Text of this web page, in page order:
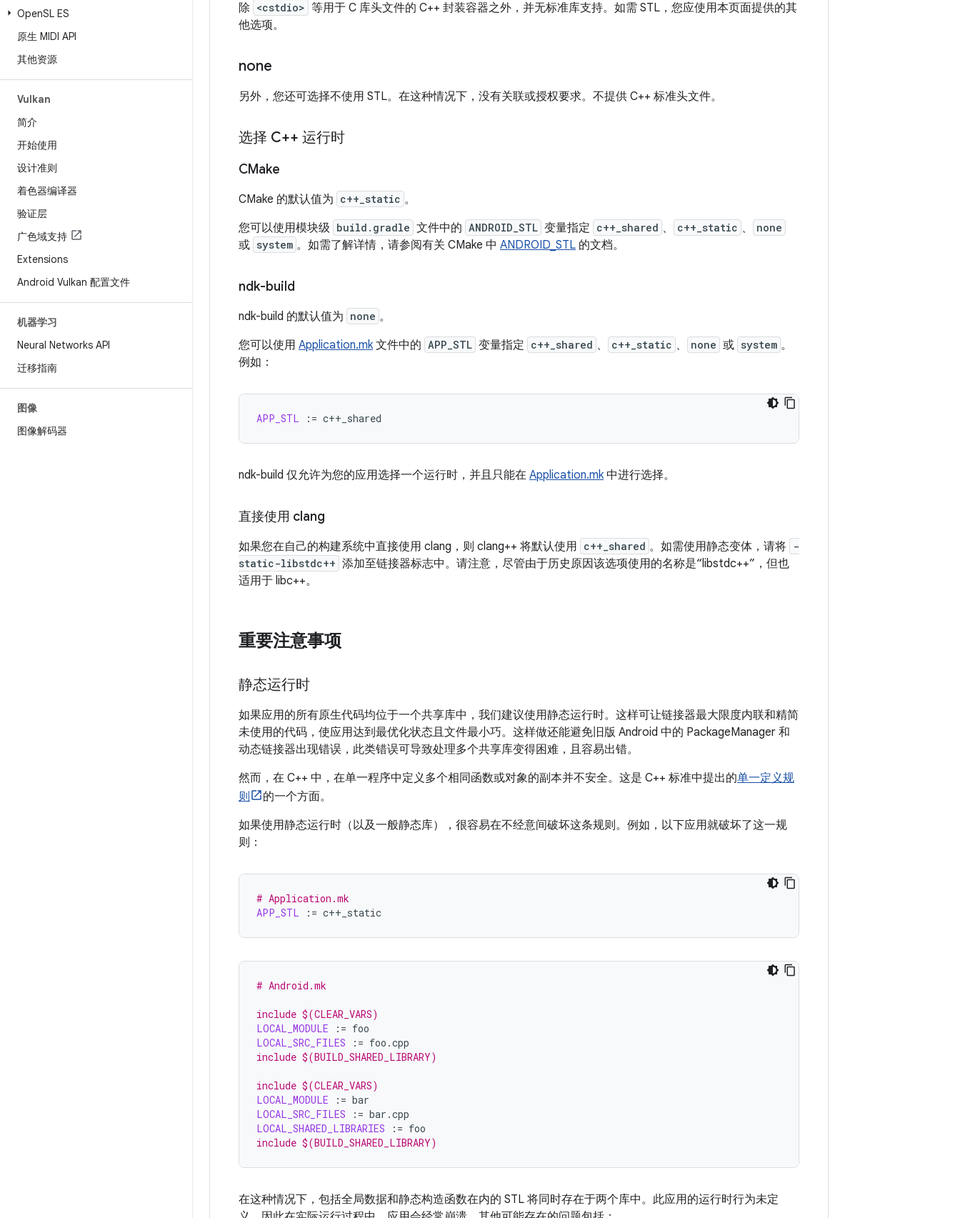
OpenSL ES
原生 MIDI API
其他资源
Vulkan
简介
开始使用
设计准则
着色器编译器
验证层
广色域支持
Extensions
Android Vulkan 配置文件
机器学习
Neural Networks API
迁移指南
图像
图像解码器
除 <cstdio> 等用于 C 库头文件的 C++ 封装容器之外，并无标准库支持。如需 STL，您应使用本页面提供的其
他选项。
none
另外，您还可选择不使用 STL。在这种情况下，没有关联或授权要求。不提供 C++ 标准头文件。
选择 C++ 运行时
CMake
CMake 的默认值为 c++_static 。
您可以使用模块级 build.gradle 文件中的 ANDROID_STL 变量指定 c++_shared 、 c++_static 、 none
或 system 。如需了解详情，请参阅有关 CMake 中 ANDROID_STL 的文档。
ndk-build
ndk-build 的默认值为 none 。
您可以使用 Application.mk文件中的 APP_STL 变量指定 c++_shared 、 c++_static 、 none 或 system 。
例如：
APP_STL :=
ndk-build 仅允许为您的应用选择一个运行时，并且只能在 Application.mk中进行选择。
直接使用 clang
如果您在自己的构建系统中直接使用 clang，则 clang++ 将默认使用 c++_shared 。如需使用静态变体，请将 -
static-libstdc++ 添加至链接器标志中。请注意，尽管由于历史原因该选项使用的名称是“libstdc++”，但也
适用于 libc++。
重要注意事项
静态运行时
如果应用的所有原生代码均位于一个共享库中，我们建议使用静态运行时。这样可让链接器最大限度内联和精简
未使用的代码，使应用达到最优化状态且文件最小巧。这样做还能避免旧版 Android 中的 PackageManager 和
动态链接器出现错误，此类错误可导致处理多个共享库变得困难，且容易出错。
然而，在 C++ 中，在单一程序中定义多个相同函数或对象的副本并不安全。这是 C++ 标准中提出的单一定义规
则
的一个方面。
如果使用静态运行时（以及一般静态库），很容易在不经意间破坏这条规则。例如，以下应用就破坏了这一规
则：
# Application.mk
APP_STL
:=
# Android.mk
include $(CLEAR_VARS)
LOCAL_MODULE
:=
LOCAL_SRC_FILES
:=
include $(BUILD_SHARED_LIBRARY)
include $(CLEAR_VARS)
LOCAL_MODULE
:=
LOCAL_SRC_FILES
:=
LOCAL_SHARED_LIBRARIES
:=
include $(BUILD_SHARED_LIBRARY)
在这种情况下，包括全局数据和静态构造函数在内的 STL 将同时存在于两个库中。此应用的运行时行为未定